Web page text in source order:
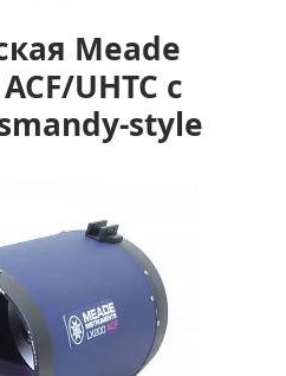
Meade
UHTC с
style